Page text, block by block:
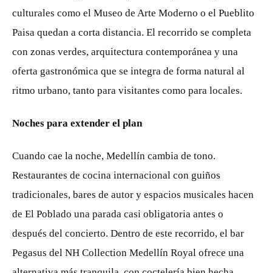
culturales como el Museo de Arte Moderno o el Pueblito
Paisa quedan a corta distancia. El recorrido se completa
con zonas verdes, arquitectura contemporánea y una
oferta gastronómica que se integra de forma natural al
ritmo urbano, tanto para visitantes como para locales.
Noches para extender el plan
Cuando cae la noche, Medellín cambia de tono.
Restaurantes de cocina internacional con guiños
tradicionales, bares de autor y espacios musicales hacen
de El Poblado una parada casi obligatoria antes o
después del concierto. Dentro de este recorrido, el bar
Pegasus del NH Collection Medellín Royal ofrece una